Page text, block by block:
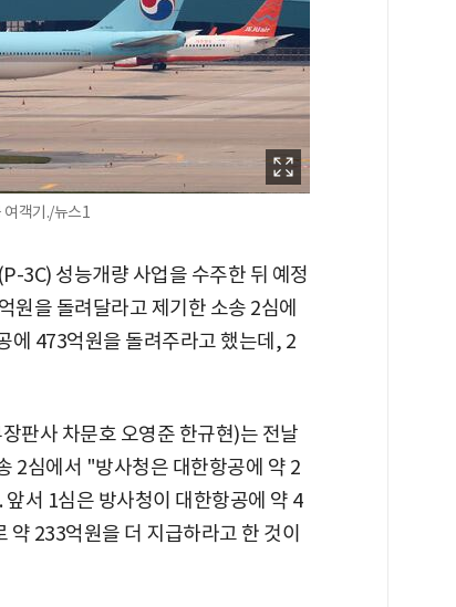
여객기./뉴스1
3C) 성능개량 사업을 수주한 뒤 예정
원을 돌려달라고 제기한 소송 2심에
에 473억원을 돌려주라고 했는데, 2
판사 차문호 오영준 한규현)는 전날
2심에서 "방사청은 대한항공에 약 2
서 1심은 방사청이 대한항공에 약 4
233억원을 더 지급하라고 한 것이